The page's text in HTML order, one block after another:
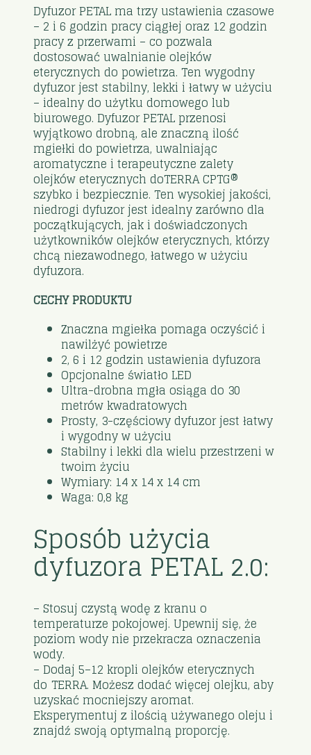
Dyfuzor PETAL ma trzy ustawienia czasowe
– 2 i 6 godzin pracy ciągłej oraz 12 godzin
pracy z przerwami – co pozwala
dostosować uwalnianie olejków
eterycznych do powietrza. Ten wygodny
dyfuzor jest stabilny, lekki i łatwy w użyciu
– idealny do użytku domowego lub
biurowego. Dyfuzor PETAL przenosi
wyjątkowo drobną, ale znaczną ilość
mgiełki do powietrza, uwalniając
aromatyczne i terapeutyczne zalety
olejków eterycznych doTERRA CPTG®
szybko i bezpiecznie. Ten wysokiej jakości,
niedrogi dyfuzor jest idealny zarówno dla
początkujących, jak i doświadczonych
użytkowników olejków eterycznych, którzy
chcą niezawodnego, łatwego w użyciu
dyfuzora.
CECHY PRODUKTU
Znaczna mgiełka pomaga oczyścić i
nawilżyć powietrze
2, 6 i 12 godzin ustawienia dyfuzora
Opcjonalne światło LED
Ultra-drobna mgła osiąga do 30
metrów kwadratowych
Prosty, 3-częściowy dyfuzor jest łatwy
i wygodny w użyciu
Stabilny i lekki dla wielu przestrzeni w
twoim życiu
Wymiary: 14 x 14 x 14 cm
Waga: 0,8 kg
Sposób użycia
dyfuzora PETAL 2.0:
– Stosuj czystą wodę z kranu o
temperaturze pokojowej. Upewnij się, że
poziom wody nie przekracza oznaczenia
wody.
– Dodaj 5–12 kropli olejków eterycznych
dōTERRA. Możesz dodać więcej olejku, aby
uzyskać mocniejszy aromat.
Eksperymentuj z ilością używanego oleju i
znajdź swoją optymalną proporcję.